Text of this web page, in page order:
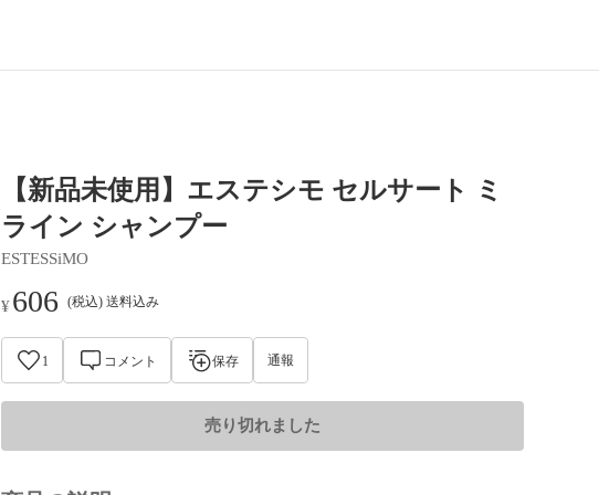
【新品未使用】エステシモ セルサート ミ
ライン シャンプー
ESTESSiMO
¥ 606 (税込) 送料込み
1 コメント 保存 通報
売り切れました